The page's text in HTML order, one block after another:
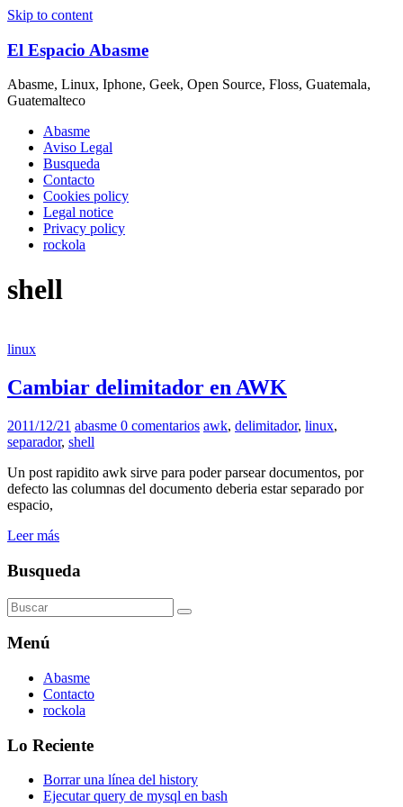
Skip to content
El Espacio Abasme
Abasme, Linux, Iphone, Geek, Open Source, Floss, Guatemala,
Guatemalteco
Abasme
Aviso Legal
Busqueda
Contacto
Cookies policy
Legal notice
Privacy policy
rockola
shell
linux
Cambiar delimitador en AWK
2011/12/21 abasme 0 comentarios awk, delimitador, linux,
separador, shell
Un post rapidito awk sirve para poder parsear documentos, por
defecto las columnas del documento deberia estar separado por
espacio,
Leer más
Busqueda
Menú
Abasme
Contacto
rockola
Lo Reciente
Borrar una línea del history
Ejecutar query de mysql en bash